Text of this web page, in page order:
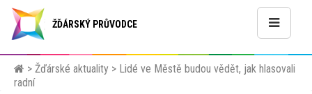
ŽĎÁRSKÝ PRŮVODCE
> Žďárské aktuality > Lidé ve Městě budou vědět, jak hlasovali
radní